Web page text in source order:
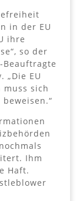
in der EU
ihre
so der
„Die EU
sich
Ihm
Haft.